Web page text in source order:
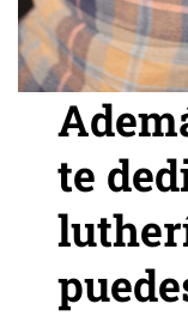
te